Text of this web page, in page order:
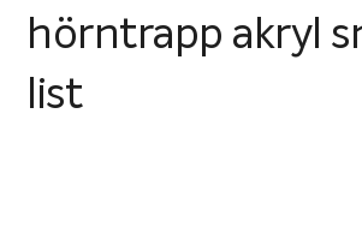
hörntrapp akryl
list